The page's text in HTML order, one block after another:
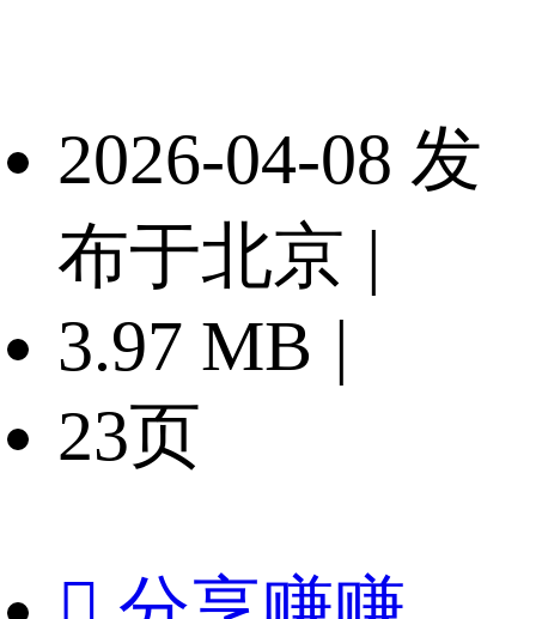
2026-04-08 发
布于北京 |
3.97 MB |
23页